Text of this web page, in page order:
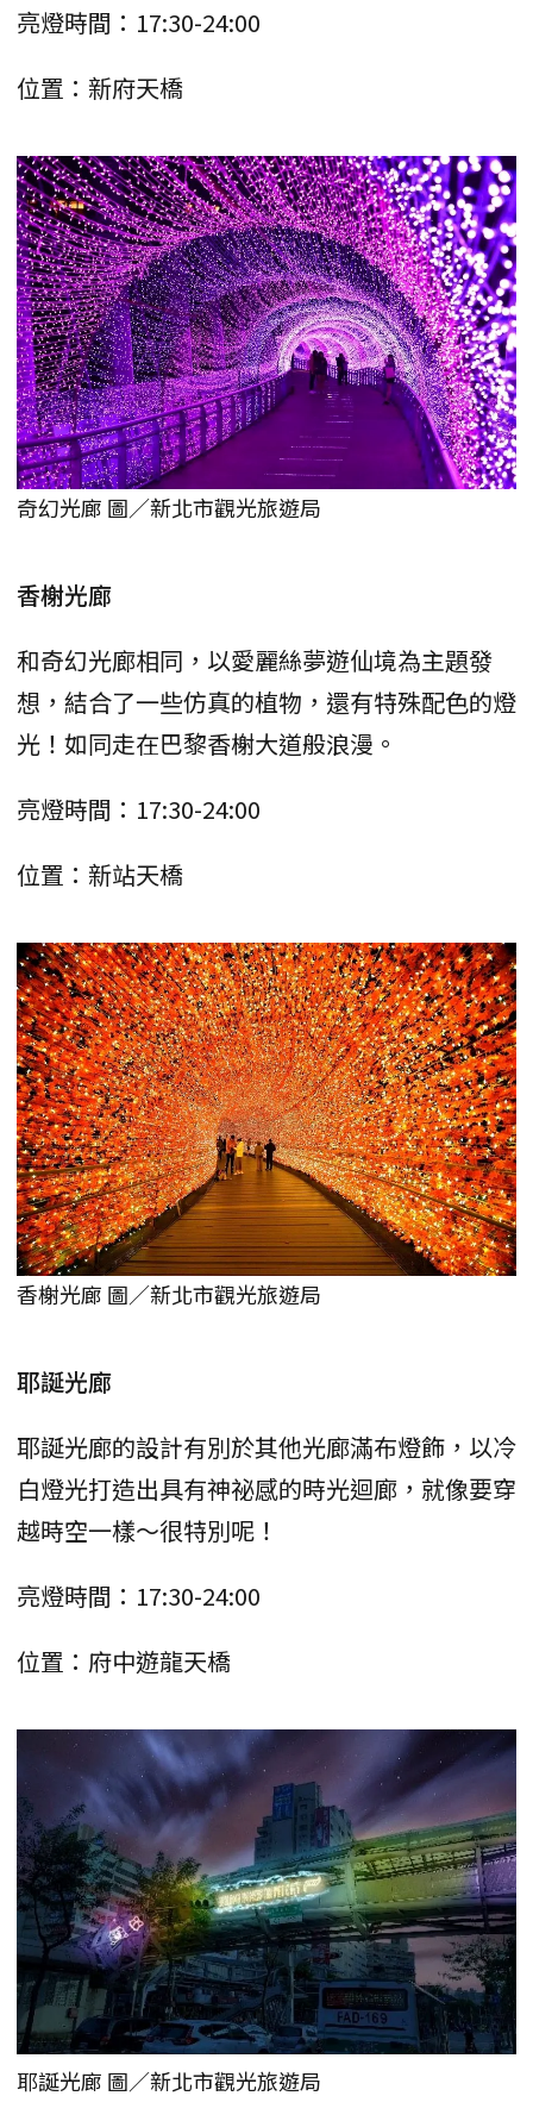
亮燈時間：17:30-24:00
位置：新府天橋
奇幻光廊 圖／新北市觀光旅遊局
香榭光廊
和奇幻光廊相同，以愛麗絲夢遊仙境為主題發
想，結合了一些仿真的植物，還有特殊配色的燈
光！如同走在巴黎香榭大道般浪漫。
亮燈時間：17:30-24:00
位置：新站天橋
香榭光廊 圖／新北市觀光旅遊局
耶誕光廊
耶誕光廊的設計有別於其他光廊滿布燈飾，以冷
白燈光打造出具有神祕感的時光迴廊，就像要穿
越時空一樣～很特別呢！
亮燈時間：17:30-24:00
位置：府中遊龍天橋
耶誕光廊 圖／新北市觀光旅遊局